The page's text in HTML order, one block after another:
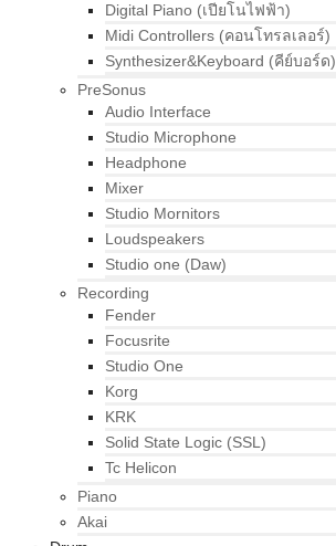
Digital Piano (เปียโนไฟฟ้า)
Midi Controllers (คอนโทรลเลอร์)
Synthesizer&Keyboard (คีย์บอร์ด)
PreSonus
Audio Interface
Studio Microphone
Headphone
Mixer
Studio Mornitors
Loudspeakers
Studio one (Daw)
Recording
Fender
Focusrite
Studio One
Korg
KRK
Solid State Logic (SSL)
Tc Helicon
Piano
Akai